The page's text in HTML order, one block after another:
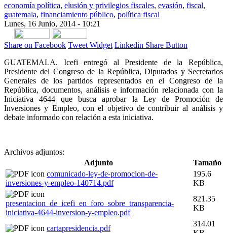
economía política, elusión y privilegios fiscales, evasión, fiscal,
guatemala, financiamiento público, política fiscal
Lunes, 16 Junio, 2014 - 10:21
Share on Facebook Tweet Widget Linkedin Share Button
GUATEMALA. Icefi entregó al Presidente de la República,
Presidente del Congreso de la República, Diputados y Secretarios
Generales de los partidos representados en el Congreso de la
República, documentos, análisis e información relacionada con la
Iniciativa 4644 que busca aprobar la Ley de Promoción de
Inversiones y Empleo, con el objetivo de contribuir al análisis y
debate informado con relación a esta iniciativa.
Archivos adjuntos:
Adjunto
Tamaño
comunicado-ley-de-promocion-de-
inversiones-y-empleo-140714.pdf
195.6
KB
presentacion_de_icefi_en_foro_sobre_transparencia-
iniciativa-4644-inversion-y-empleo.pdf
821.35
KB
cartapresidencia.pdf
314.01